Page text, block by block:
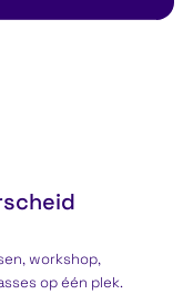
workshop,
op één plek.